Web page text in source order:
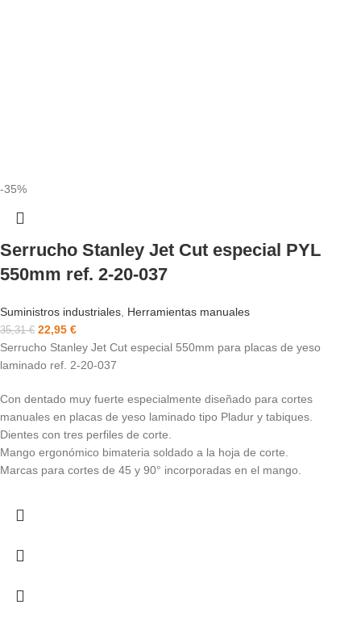
-35%
Serrucho Stanley Jet Cut especial PYL
550mm ref. 2-20-037
Suministros industriales, Herramientas manuales
35,31€ 22,95 €
Serrucho Stanley Jet Cut especial 550mm para placas de yeso
laminado ref. 2-20-037
Con dentado muy fuerte especialmente diseñado para cortes
manuales en placas de yeso laminado tipo Pladur y tabiques.
Dientes con tres perfiles de corte.
Mango ergonómico bimateria soldado a la hoja de corte.
Marcas para cortes de 45 y 90° incorporadas en el mango.